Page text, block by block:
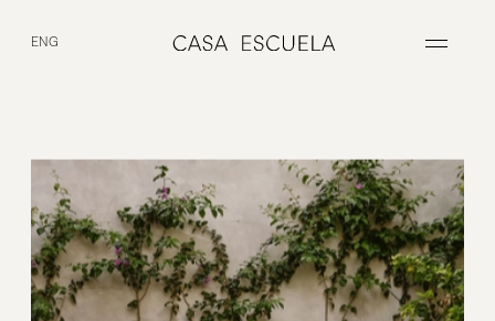
ENG
in the heart of Merida